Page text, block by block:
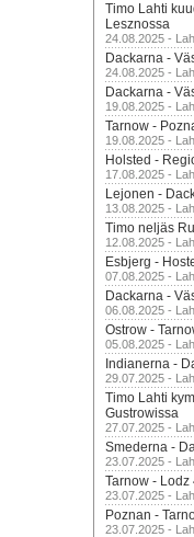
Timo Lahti
Lesznossa
24.08.2025 -
Dackarna -
24.08.2025 -
Dackarna -
19.08.2025 -
Tarnow -
19.08.2025 -
Holsted -
17.08.2025 -
Lejonen -
13.08.2025 -
Timo neljäs
12.08.2025 -
Esbjerg -
07.08.2025 -
Dackarna -
06.08.2025 -
Ostrow -
05.08.2025 -
Indianerna -
29.07.2025 -
Timo Lahti
Gustrowissa
27.07.2025 -
Smederna -
23.07.2025 -
Tarnow - Lodz
23.07.2025 -
Poznan -
23.07.2025 -